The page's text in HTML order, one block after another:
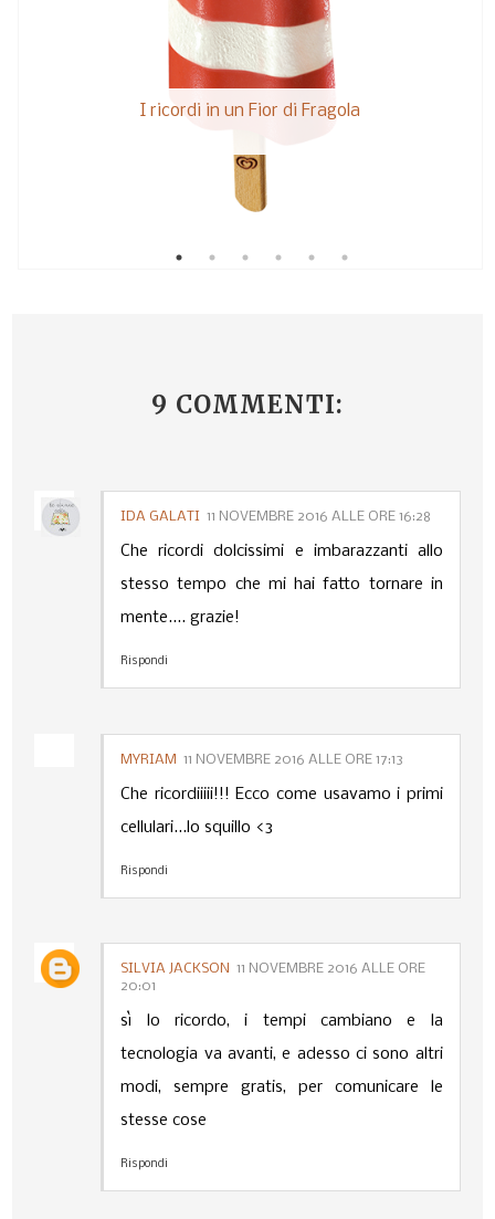
I ricordi in un Fior di Fragola
9 COMMENTI:
IDA GALATI 11 NOVEMBRE 2016 ALLE ORE 16:28
Che ricordi dolcissimi e imbarazzanti allo
stesso tempo che mi hai fatto tornare in
mente.... grazie!
Rispondi
MYRIAM 11 NOVEMBRE 2016 ALLE ORE 17:13
Che ricordiiiii!!! Ecco come usavamo i primi
cellulari...lo squillo <3
Rispondi
SILVIA JACKSON
11 NOVEMBRE 2016 ALLE ORE
20:01
sì lo ricordo, i tempi cambiano e la
tecnologia va avanti, e adesso ci sono altri
modi, sempre gratis, per comunicare le
stesse cose
Rispondi